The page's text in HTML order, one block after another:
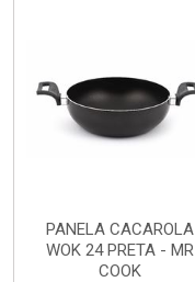
PANELA CACAROLA
WOK 24 PRETA - MR
COOK